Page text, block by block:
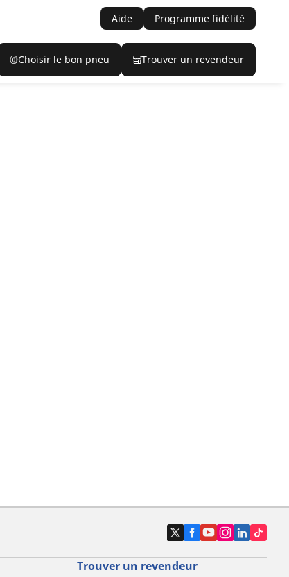
Aide Programme fidélité
Choisir le bon pneu Trouver un revendeur
Trouver un revendeur